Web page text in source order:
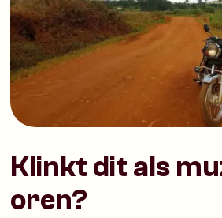
Klinkt dit als
oren?